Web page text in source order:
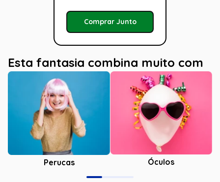
Comprar Junto
Esta fantasia combina muito com
Perucas Óculos